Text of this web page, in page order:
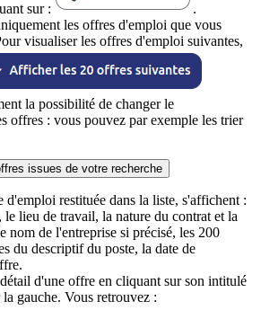
sur :
.
les offres d'emploi que vous
visualiser les offres d'emploi suivantes,
la possibilité de changer le
offres : vous pouvez par exemple les trier
issues de votre recherche
d'emploi restituée dans la liste, s'affichent :
lieu de travail, la nature du contrat et la
nom de l'entreprise si précisé, les 200
du descriptif du poste, la date de
d'une offre en cliquant sur son intitulé
gauche. Vous retrouvez :